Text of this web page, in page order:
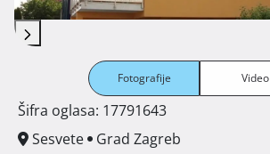
Fotografije Video
Šifra oglasa: 17791643
Sesvete
Grad Zagreb